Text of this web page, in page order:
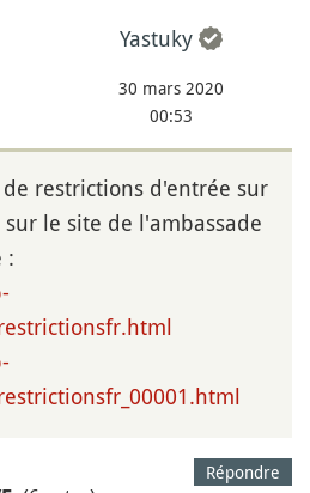
Yastuky
30 mars 2020
00:53
restrictions d'entrée sur
le site de l'ambassade
:
Répondre